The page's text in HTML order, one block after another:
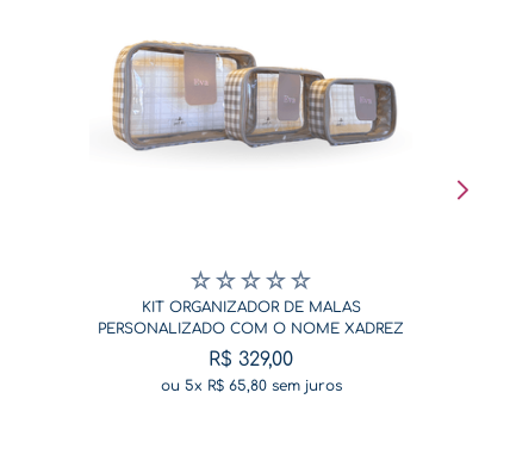
☆☆☆☆☆
KIT ORGANIZADOR DE MALAS
PERSONALIZADO COM O NOME XADREZ
BEGE
R$ 329,00
ou 5x R$ 65,80sem juros